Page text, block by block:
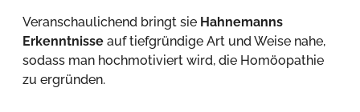
Veranschaulichend bringt sie Hahnemanns
Erkenntnisse auf tiefgründige Art und Weise nahe,
sodass man hochmotiviert wird, die Homöopathie
zu ergründen.